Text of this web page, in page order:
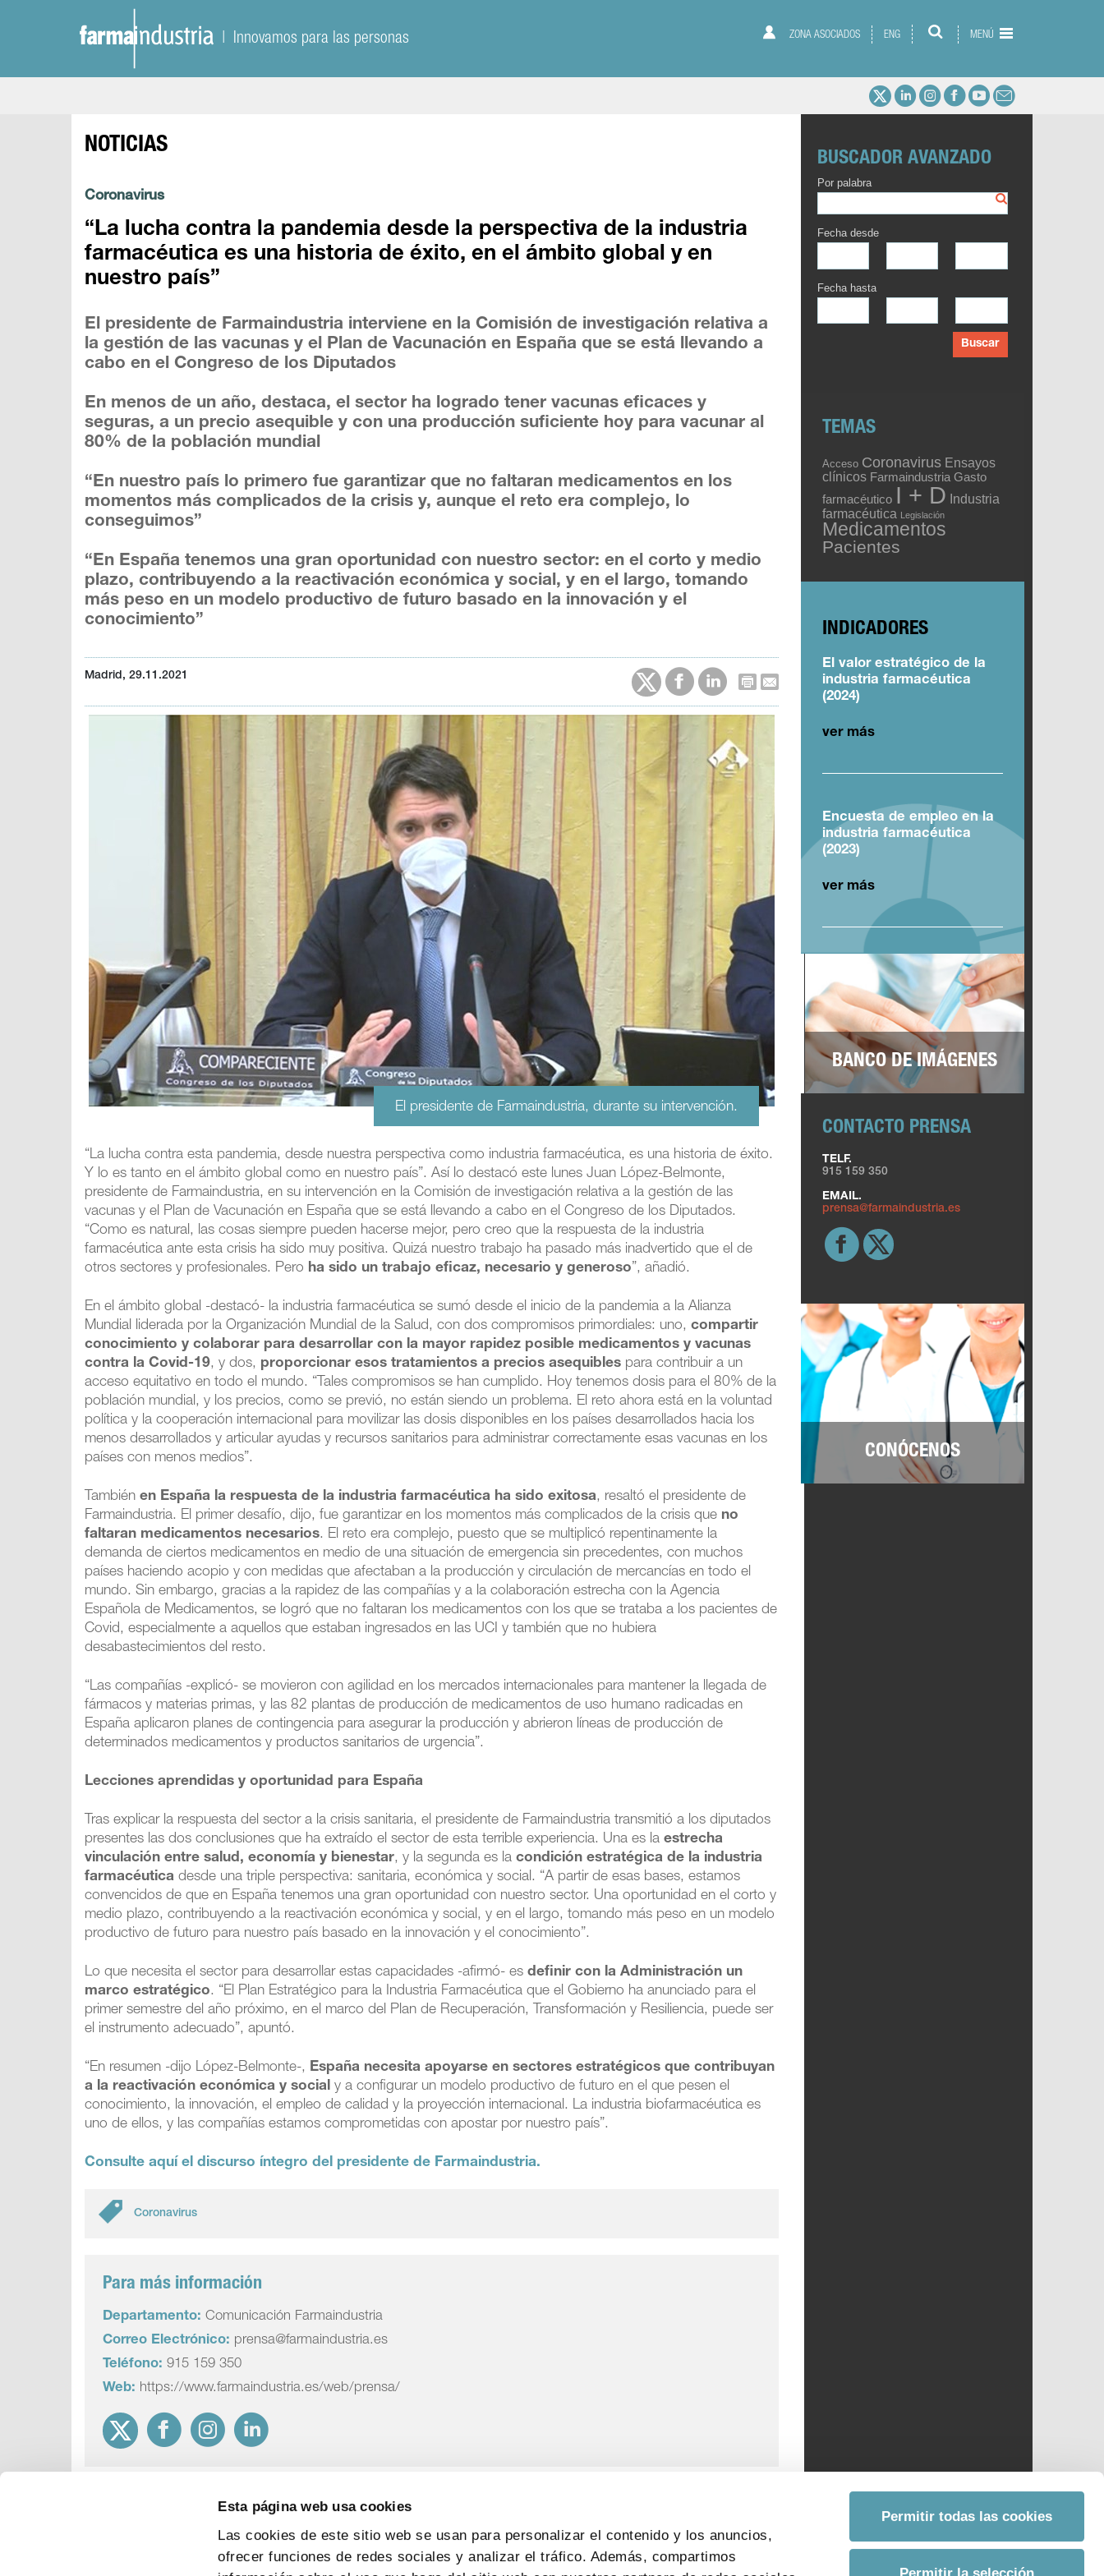
Esta página web usa cookies
Las cookies de este sitio web se usan para personalizar el contenido y los anuncios,
ofrecer funciones de redes sociales y analizar el tráfico. Además, compartimos
Permitir todas las cookies
| Innovamos para las personas ZONA ASOCIADOS ENG MENÚ
NOTICIAS
Coronavirus
“La lucha contra la pandemia desde la perspectiva de la industria
farmacéutica es una historia de éxito, en el ámbito global y en
nuestro país”
El presidente de Farmaindustria interviene en la Comisión de investigación relativa a
la gestión de las vacunas y el Plan de Vacunación en España que se está llevando a
cabo en el Congreso de los Diputados
En menos de un año, destaca, el sector ha logrado tener vacunas eficaces y
seguras, a un precio asequible y con una producción suficiente hoy para vacunar al
80% de la población mundial
“En nuestro país lo primero fue garantizar que no faltaran medicamentos en los
momentos más complicados de la crisis y, aunque el reto era complejo, lo
conseguimos”
“En España tenemos una gran oportunidad con nuestro sector: en el corto y medio
plazo, contribuyendo a la reactivación económica y social, y en el largo, tomando
más peso en un modelo productivo de futuro basado en la innovación y el
conocimiento”
Madrid, 29.11.2021
El presidente de Farmaindustria, durante su intervención.
“La lucha contra esta pandemia, desde nuestra perspectiva como industria farmacéutica, es una historia de éxito.
Y lo es tanto en el ámbito global como en nuestro país”. Así lo destacó este lunes Juan López-Belmonte,
presidente de Farmaindustria, en su intervención en la Comisión de investigación relativa a la gestión de las
vacunas y el Plan de Vacunación en España que se está llevando a cabo en el Congreso de los Diputados.
“Como es natural, las cosas siempre pueden hacerse mejor, pero creo que la respuesta de la industria
farmacéutica ante esta crisis ha sido muy positiva. Quizá nuestro trabajo ha pasado más inadvertido que el de
otros sectores y profesionales. Pero ha sido un trabajo eficaz, necesario y generoso”, añadió.
En el ámbito global -destacó- la industria farmacéutica se sumó desde el inicio de la pandemia a la Alianza
Mundial liderada por la Organización Mundial de la Salud, con dos compromisos primordiales: uno,compartir
conocimiento y colaborar para desarrollar con la mayor rapidez posible medicamentos y vacunas
contra la Covid-19, y dos, proporcionar esos tratamientos a precios asequibles para contribuir a un
acceso equitativo en todo el mundo. “Tales compromisos se han cumplido. Hoy tenemos dosis para el 80% de la
población mundial, y los precios, como se previó, no están siendo un problema. El reto ahora está en la voluntad
política y la cooperación internacional para movilizar las dosis disponibles en los países desarrollados hacia los
menos desarrollados y articular ayudas y recursos sanitarios para administrar correctamente esas vacunas en los
países con menos medios”.
Tambiénen España la respuesta de la industria farmacéutica ha sido exitosa, resaltó el presidente de
Farmaindustria. El primer desafío, dijo, fue garantizar en los momentos más complicados de la crisis que no
faltaran medicamentos necesarios. El reto era complejo, puesto que se multiplicó repentinamente la
demanda de ciertos medicamentos en medio de una situación de emergencia sin precedentes, con muchos
países haciendo acopio y con medidas que afectaban a la producción y circulación de mercancías en todo el
mundo. Sin embargo, gracias a la rapidez de las compañías y a la colaboración estrecha con la Agencia
Española de Medicamentos, se logró que no faltaran los medicamentos con los que se trataba a los pacientes de
Covid, especialmente a aquellos que estaban ingresados en las UCI y también que no hubiera
desabastecimientos del resto.
“Las compañías -explicó- se movieron con agilidad en los mercados internacionales para mantener la llegada de
fármacos y materias primas, y las 82 plantas de producción de medicamentos de uso humano radicadas en
España aplicaron planes de contingencia para asegurar la producción y abrieron líneas de producción de
determinados medicamentos y productos sanitarios de urgencia”.
Lecciones aprendidas y oportunidad para España
Tras explicar la respuesta del sector a la crisis sanitaria, el presidente de Farmaindustria transmitió a los diputados
presentes las dos conclusiones que ha extraído el sector de esta terrible experiencia. Una es laestrecha
vinculación entre salud, economía y bienestar, y la segunda es lacondición estratégica de la industria
farmacéutica desde una triple perspectiva: sanitaria, económica y social. “A partir de esas bases, estamos
convencidos de que en España tenemos una gran oportunidad con nuestro sector. Una oportunidad en el corto y
medio plazo, contribuyendo a la reactivación económica y social, y en el largo, tomando más peso en un modelo
productivo de futuro para nuestro país basado en la innovación y el conocimiento”.
Lo que necesita el sector para desarrollar estas capacidades -afirmó- esdefinir con la Administración un
marco estratégico. “El Plan Estratégico para la Industria Farmacéutica que el Gobierno ha anunciado para el
primer semestre del año próximo, en el marco del Plan de Recuperación, Transformación y Resiliencia, puede ser
el instrumento adecuado”, apuntó.
“En resumen -dijo López-Belmonte-, España necesita apoyarse en sectores estratégicos que contribuyan
a la reactivación económica y social y a configurar un modelo productivo de futuro en el que pesen el
conocimiento, la innovación, el empleo de calidad y la proyección internacional. La industria biofarmacéutica es
uno de ellos, y las compañías estamos comprometidas con apostar por nuestro país”.
Consulte aquí el discurso íntegro del presidente de Farmaindustria.
Coronavirus
Para más información
Departamento: Comunicación Farmaindustria
Correo Electrónico: prensa@farmaindustria.es
Teléfono: 915 159 350
Web: https://www.farmaindustria.es/web/prensa/
BUSCADOR AVANZADO
Por palabra
Fecha desde
Fecha hasta
Buscar
TEMAS
Acceso Coronavirus Ensayos
clínicos Farmaindustria Gasto
farmacéutico I + D Industria
farmacéutica Legislación
Medicamentos
Pacientes
INDICADORES
El valor estratégico de la
industria farmacéutica
(2024)
ver más
Encuesta de empleo en la
industria farmacéutica
(2023)
ver más
BANCO DE IMÁGENES
CONTACTO PRENSA
TELF.
915 159 350
EMAIL.
prensa@farmaindustria.es
CONÓCENOS